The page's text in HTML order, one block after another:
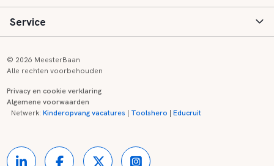
Voortgezet onderwijs
Kinderopvang
Vacatures
Zij-instroom informatie
Inloggen
Registreren
Service
Onderwijs links
© 2026 MeesterBaan
Alle rechten voorbehouden
Privacy en cookie verklaring
Algemene voorwaarden
Netwerk:Kinderopvang vacatures | Toolshero |Educruit